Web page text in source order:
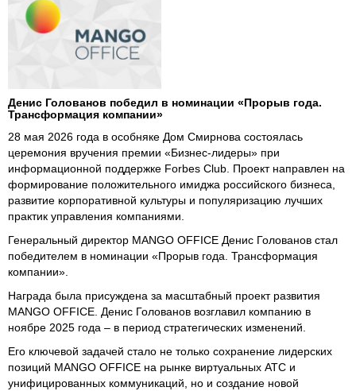
Денис Голованов победил в номинации «Прорыв года.
Трансформация компании»
28 мая 2026 года в особняке Дом Смирнова состоялась
церемония вручения премии «Бизнес-лидеры» при
информационной поддержке Forbes Club. Проект направлен на
формирование положительного имиджа российского бизнеса,
развитие корпоративной культуры и популяризацию лучших
практик управления компаниями.
Генеральный директор MANGO OFFICE Денис Голованов стал
победителем в номинации «Прорыв года. Трансформация
компании».
Награда была присуждена за масштабный проект развития
MANGO OFFICE. Денис Голованов возглавил компанию в
ноябре 2025 года – в период стратегических изменений.
Его ключевой задачей стало не только сохранение лидерских
позиций MANGO OFFICE на рынке виртуальных АТС и
унифицированных коммуникаций, но и создание новой